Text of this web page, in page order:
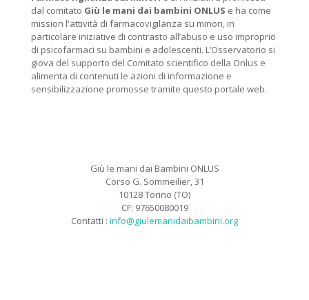
dal comitato Giù le mani dai bambini ONLUS e ha come
mission l'attività di farmacovigilanza su minori, in
particolare iniziative di contrasto all’abuso e uso improprio
di psicofarmaci su bambini e adolescenti. L’Osservatorio si
giova del supporto del Comitato scientifico della Onlus e
alimenta di contenuti le azioni di informazione e
sensibilizzazione promosse tramite questo portale web.
Giù le mani dai Bambini ONLUS
Corso G. Sommeilier, 31
10128 Torino (TO)
CF: 97650080019
Contatti : info@giulemanidaibambini.org